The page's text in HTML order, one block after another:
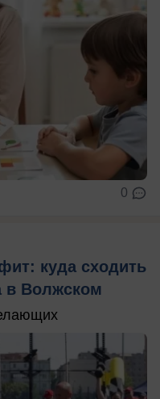
0
куда сходить
в Волжском